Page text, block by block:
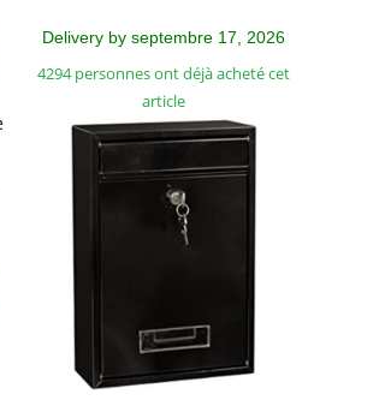
Delivery by septembre 17, 2026
4294 personnes ont déjà acheté cet
article